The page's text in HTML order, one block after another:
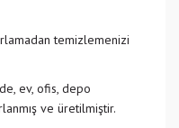
temizlemenizi
ev, ofis, depo
ve üretilmiştir.